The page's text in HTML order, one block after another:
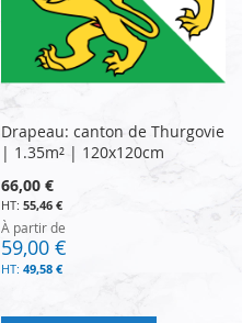
Drapeau: canton de Thurgovie
| 1.35m² | 120x120cm
66,00 €
55,46 €
À partir de
59,00 €
49,58 €